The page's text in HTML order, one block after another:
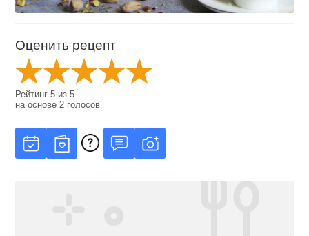
Оценить рецепт
Рейтинг5 из5
на основе2 голосов